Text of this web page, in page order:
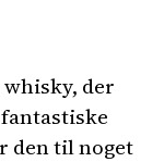
der
den til noget